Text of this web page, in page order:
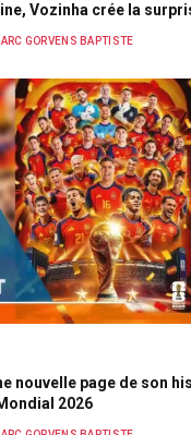
Vozinha crée la
GORVENS BAPTISTE
nouvelle page de son
2026